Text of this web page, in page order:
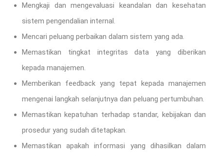
Mengkaji dan mengevaluasi keandalan dan kesehatan
sistem pengendalian internal.
Mencari peluang perbaikan dalam sistem yang ada.
Memastikan tingkat integritas data yang diberikan
kepada manajemen.
Memberikan feedback yang tepat kepada manajemen
mengenai langkah selanjutnya dan peluang pertumbuhan.
Memastikan kepatuhan terhadap standar, kebijakan dan
prosedur yang sudah ditetapkan.
Memastikan apakah informasi yang dihasilkan dalam